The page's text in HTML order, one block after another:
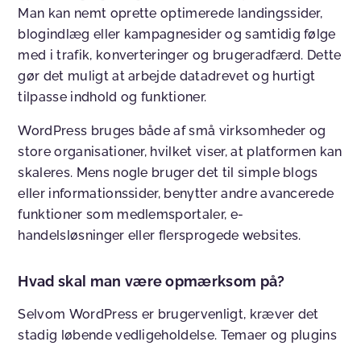
Man kan nemt oprette optimerede landingssider,
blogindlæg eller kampagnesider og samtidig følge
med i trafik, konverteringer og brugeradfærd. Dette
gør det muligt at arbejde datadrevet og hurtigt
tilpasse indhold og funktioner.
WordPress bruges både af små virksomheder og
store organisationer, hvilket viser, at platformen kan
skaleres. Mens nogle bruger det til simple blogs
eller informationssider, benytter andre avancerede
funktioner som medlemsportaler, e-
handelsløsninger eller flersprogede websites.
Hvad skal man være opmærksom på?
Selvom WordPress er brugervenligt, kræver det
stadig løbende vedligeholdelse. Temaer og plugins